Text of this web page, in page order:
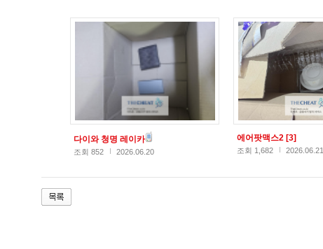
다이와 청명 레이카
조회 852 2026.06.20
에어팟맥스2 [3]
조회 1,682 2026.06.21